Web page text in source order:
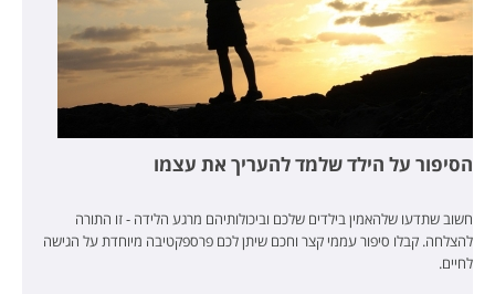
הסיפור על הילד שלמד להעריך את עצמו
חשוב שתדעו שלהאמין בילדים שלכם וביכולותיהם מרגע הלידה - זו התורה
להצלחה. קבלו סיפור עממי קצר וחכם שיתן לכם פרספקטיבה מיוחדת על הגישה
לחיים.